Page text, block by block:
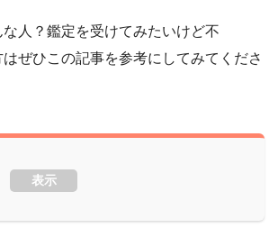
人？鑑定を受けてみたいけど不
ぜひこの記事を参考にしてみてくださ
表示